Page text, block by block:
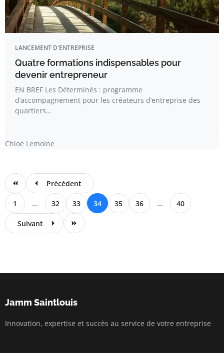
LANCEMENT D'ENTREPRISE
Quatre formations indispensables pour
devenir entrepreneur
EN BREF Les Déterminés : programme
d’accompagnement pour les créateurs d’entreprise des
quartiers…
Chloé Lemoine
Précédent
1 ... 32 33 34 35 36 ... 40
Suivant
Jamm Saintlouis
Innovation, expertise et succès au service de votre entreprise